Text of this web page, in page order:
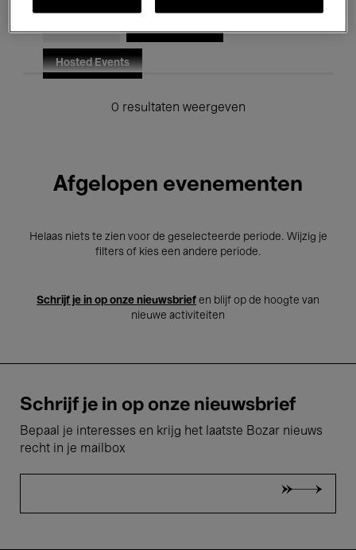
Hosted Events
0 resultaten weergeven
Afgelopen evenementen
Helaas niets te zien voor de geselecteerde periode. Wijzig je
filters of kies een andere periode.
Schrijf je in op onze nieuwsbrief en blijf op de hoogte van
nieuwe activiteiten
Schrijf je in op onze nieuwsbrief
Bepaal je interesses en krijg het laatste Bozar nieuws
recht in je mailbox